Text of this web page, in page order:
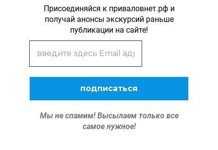
Присоединяйся к приваловнет.рф и
получай анонсы экскурсий раньше
публикации на сайте!
Мы не спамим! Высылаем только все
самое нужное!